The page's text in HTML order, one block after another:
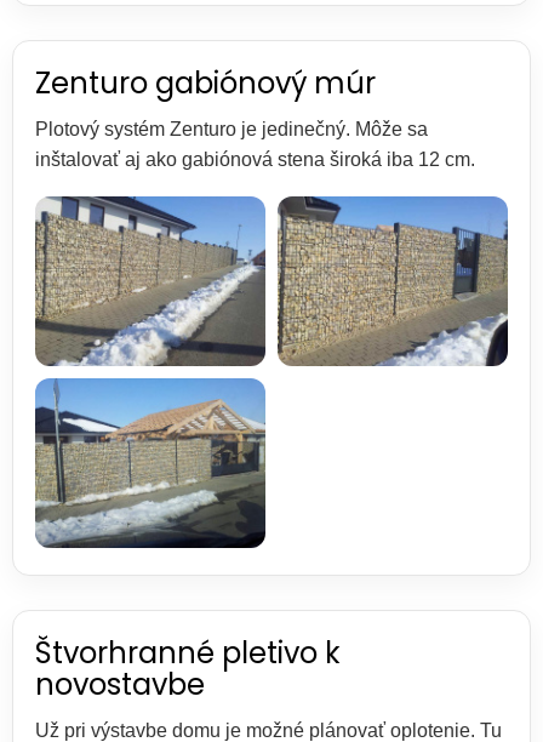
Zenturo gabiónový múr
Plotový systém Zenturo je jedinečný. Môže sa
inštalovať aj ako gabiónová stena široká iba 12 cm.
Štvorhranné pletivo k
novostavbe
Už pri výstavbe domu je možné plánovať oplotenie. Tu